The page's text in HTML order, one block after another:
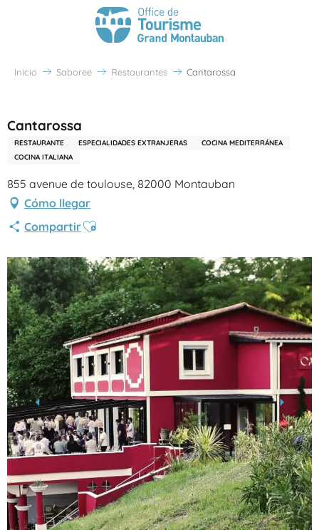
Inicio Saboree Restaurantes Cantarossa
Cantarossa
RESTAURANTE ESPECIALIDADES EXTRANJERAS
COCINA MEDITERRÁNEA
COCINA ITALIANA
855 avenue de toulouse, 82000 Montauban
Cómo llegar
CompartirAjouter aux favoris